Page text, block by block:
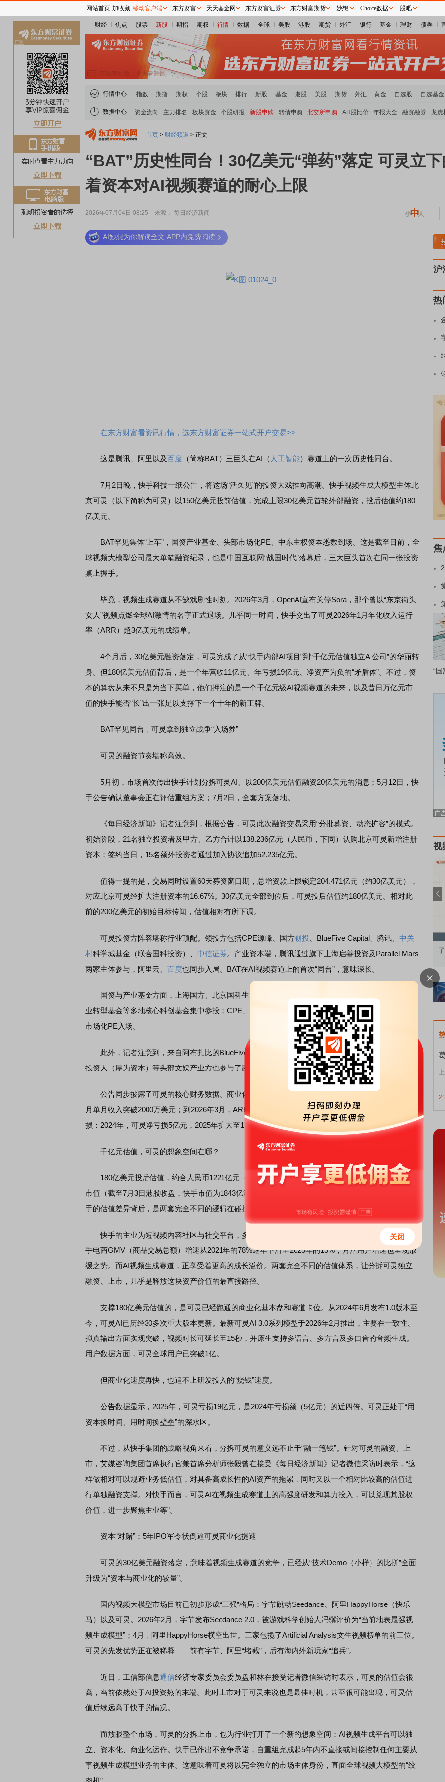
财经 焦点 股票 新股 期指 期权 行情 数据 全球 美股 港股 期货 外汇 银行 基金 理财 债券
行情中心 指数 期指 期权 个股 板块 排行 新股 基金 港股 美股 期货 外汇 黄金 自选股 自选基金
数据中心 资金流向 主力排名 板块资金 个股研报 新股申购 转债申购 北交所申购 AH股比价 年报大全 融资融券 龙虎
首页 > 财经频道 > 正文
“BAT”历史性同台！30亿美元“弹药”落定 可灵立
着资本对AI视频赛道的耐心上限
2026年07月04日 08:25 来源： 每日经济新闻
AI妙想为你解读全文 APP内免费阅读
在东方财富看资讯行情，选东方财富证券一站式开户交易>>
这是腾讯、阿里以及百度 （简称BAT）三巨头在AI（ 人工智能）赛道上的一次历史性同台。
7月2日晚，快手科技一纸公告，将这场“活久见”的投资大戏推向高潮。快手视频生成大模型主体北
京可灵（以下简称为可灵）以150亿美元投前估值，完成上限30亿美元首轮外部融资，投后估值约180
亿美元。
BAT罕见集体“上车”，国资产业基金、头部市场化PE、中东主权资本悉数到场。这是截至目前，全
球视频大模型公司最大单笔融资纪录，也是中国互联网“战国时代”落幕后，三大巨头首次在同一张投资
桌上握手。
毕竟，视频生成赛道从不缺戏剧性时刻。2026年3月，OpenAI宣布关停Sora，那个曾以“东京街头
女人”视频点燃全球AI激情的名字正式退场。几乎同一时间，快手交出了可灵2026年1月年化收入运行
率（ARR）超3亿美元的成绩单。
4个月后，30亿美元融资落定，可灵完成了从“快手内部AI项目”到“千亿元估值独立AI公司”的华丽转
身。但180亿美元估值背后，是一个年营收11亿元、年亏损19亿元、净资产为负的“矛盾体”。不过，资
本的算盘从来不只是为当下买单，他们押注的是一个千亿元级AI视频赛道的未来，以及昔日万亿元市
值的快手能否“长”出一张足以支撑下一个十年的新王牌。
BAT罕见同台，可灵拿到独立战争“入场券”
可灵的融资节奏堪称高效。
5月初，市场首次传出快手计划分拆可灵AI、以200亿美元估值融资20亿美元的消息；5月12日，快
手公告确认董事会正在评估重组方案；7月2日，全套方案落地。
《每日经济新闻》记者注意到，根据公告，可灵此次融资交易采用“分批募资、动态扩容”的模式。
初始阶段，21名独立投资者及甲方、乙方合计以138.236亿元（人民币，下同）认购北京可灵新增注册
资本；签约当日，15名额外投资者通过加入协议追加52.235亿元。
值得一提的是，交易同时设置60天募资窗口期，总增资款上限锁定204.471亿元（约30亿美元），
对应北京可灵经扩大注册资本的16.67%。30亿美元全部到位后，可灵投后估值约180亿美元。相对此
前的200亿美元的初始目标传闻，估值相对有所下调。
可灵投资方阵容堪称行业顶配。领投方包括CPE源峰、国方创投 、BlueFive Capital、腾讯、 中关
村科学城基金（联合国科投资）、 中信证券。产业资本端，腾讯通过旗下上海启善投资及Parallel Mars
两家主体参与，阿里云、 百度也同步入局。BAT在AI视频赛道上的首次“同台”，意味深长。
国资与产业基金方面，上海国方、北京国科生成、深圳红土、北京
业转型基金等多地核心科创基金集中参投；CPE、中信金石、工银资本、弘毅投资、启明
市场化PE入场。
此外，记者注意到，来自阿布扎比的BlueFive Capital也出现在投资名单中， 华策影视
投资人（厚为资本）等头部文娱产业方也参与了融资。
公告同步披露了可灵的核心财务数据。商业化层面，2025年全年，可灵营收约11亿元，2025年12
月单月收入突破2000万美元；到2026年3月，ARR已跃升至5亿美元。但高速增长的另一面是扩大的亏
损：2024年，可灵净亏损5亿元，2025年扩大至19亿元。
千亿元估值，可灵的想象空间在哪？
180亿美元投后估值，约合人民币1221亿元（按7月3日19点汇率），这一数字已相当于快手当前总
市值（截至7月3日港股收盘，快手市值为1843亿港元，约等于1594亿元人民币）的约76%。可灵与快
手的估值差异背后，是两套完全不同的逻辑在碰撞。
快手的主业为短视频内容社区与社交平台，多项业务正面临增速放缓的现实。记者统计发现，快
手电商GMV（商品交易总额）增速从2021年的78%逐年下滑至2025年的15%，月活用户增速也呈现放
缓之势。而AI视频生成赛道，正享受着更高的成长溢价。两套完全不同的估值体系，让分拆可灵独立
融资、上市，几乎是释放这块资产价值的最直接路径。
支撑180亿美元估值的，是可灵已经跑通的商业化基本盘和赛道卡位。从2024年6月发布1.0版本至
今，可灵AI已历经30多次重大版本更新。最新可灵AI 3.0系列模型于2026年2月推出，主要在一致性、
拟真输出方面实现突破，视频时长可延长至15秒，并原生支持多语言、多方言及多口音的音频生成。
用户数据方面，可灵全球用户已突破1亿。
但商业化速度再快，也追不上研发投入的“烧钱”速度。
公告数据显示，2025年，可灵亏损19亿元，是2024年亏损额（5亿元）的近四倍。可灵正处于“用
资本换时间、用时间换壁垒”的深水区。
不过，从快手集团的战略视角来看，分拆可灵的意义远不止于“融一笔钱”。针对可灵的融资、上
市，艾媒咨询集团首席执行官兼首席分析师张毅曾在接受《每日经济新闻》记者微信采访时表示，“这
样做相对可以规避业务低估值，对具备高成长性的AI资产的拖累，同时又以一个相对比较高的估值进
行单独融资支撑。对快手而言，可灵AI在视频生成赛道上的高强度研发和算力投入，可以兑现其股权
价值，进一步聚焦主业等”。
资本“对赌”：5年IPO军令状倒逼可灵商业化提速
可灵的30亿美元融资落定，意味着视频生成赛道的竞争，已经从“技术Demo（小样）的比拼”全面
升级为“资本与商业化的较量”。
国内视频大模型市场目前已初步形成“三强”格局：字节跳动Seedance、阿里HappyHorse（快乐
马）以及可灵。2026年2月，字节发布Seedance 2.0，被游戏科学创始人冯骥评价为“当前地表最强视
频生成模型”；4月，阿里HappyHorse横空出世。三家包揽了Artificial Analysis文生视频榜单的前三位。
可灵的先发优势正在被稀释——前有字节、阿里“堵截”，后有海内外新玩家“追兵”。
近日，工信部信息通信经济专家委员会委员盘和林在接受记者微信采访时表示，可灵的估值会很
高，当前依然处于AI投资热的末端。此时上市对于可灵来说也是最佳时机，甚至很可能出现，可灵估
值后续远高于快手的情况。
而放眼整个市场，可灵的分拆上市，也为行业打开了一个新的想象空间：AI视频生成平台可以独
立、资本化、商业化运作。快手已作出不竞争承诺，自重组完成起5年内不直接或间接控制任何主要从
事视频生成模型业务的主体。这意味着可灵将以完全独立的市场主体身份，直面全球视频大模型的“绞
肉机”。
A股估值分析全览
沪
热
焦
“国
视
连线｜东方财富证券陈果：A股再平衡的
债券知识通识：从基础认知到特色品种 了解北交所知识 做理性投资者
网站首页 加收藏 移动客户端 东方财富 天天基金网 东方财富证券 东方财富期货 妙想 Choice数据 股吧
关